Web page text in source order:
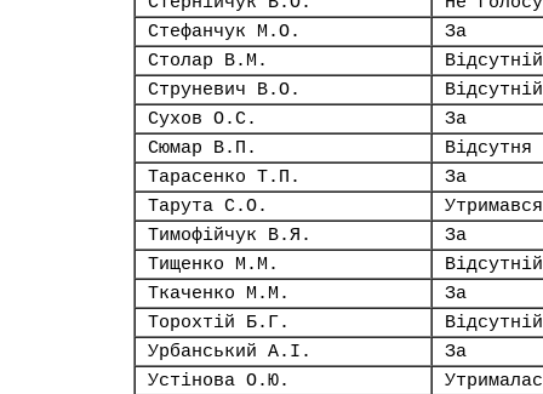
Стефанчук М.О.
За
Столар В.М.
Відсутній
Струневич В.О.
Відсутній
Сухов О.С.
За
Сюмар В.П.
Відсутня
Тарасенко Т.П.
За
Тарута С.О.
Утримався
Тимофійчук В.Я.
За
Тищенко М.М.
Відсутній
Ткаченко М.М.
За
Торохтій Б.Г.
Відсутній
Урбанський А.І.
За
Устінова О.Ю.